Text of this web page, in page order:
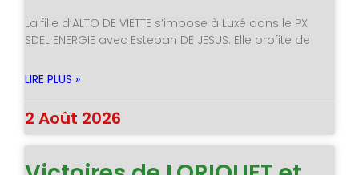
La fille d’ALTO DE VIETTE s’impose à Luxé dans le PX
SDEL ENERGIE avec Esteban DE JESUS. Elle profite de
LIRE PLUS »
2 Août 2026